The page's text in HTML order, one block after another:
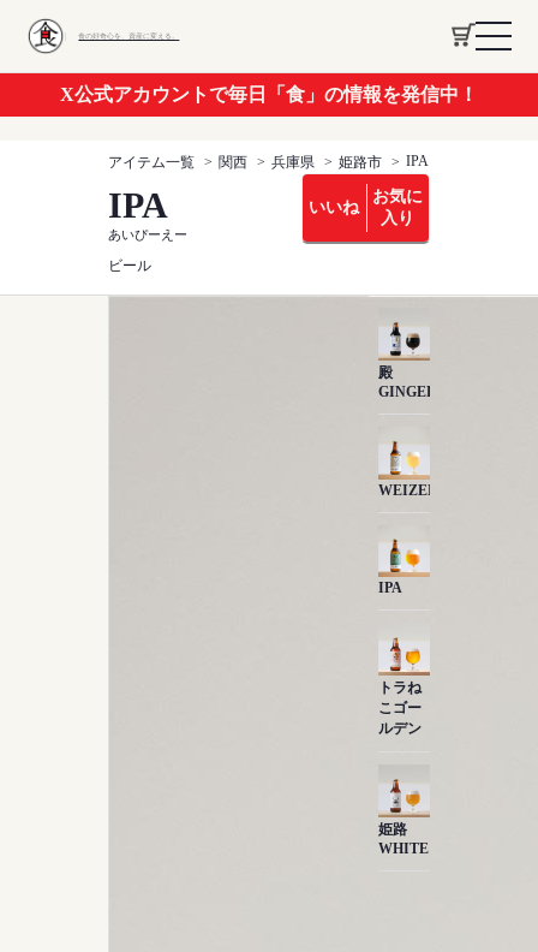
食の好奇心を、資産に変える。
X公式アカウントで毎日「食」の情報を発信中！
アイテム一覧 関西 兵庫県 姫路市 IPA
IPA
あいぴーえー
ビール
いいね
お気に
入り
殿
GINGER
WEIZEN
IPA
トラね
こゴー
ルデン
姫路
WHITE